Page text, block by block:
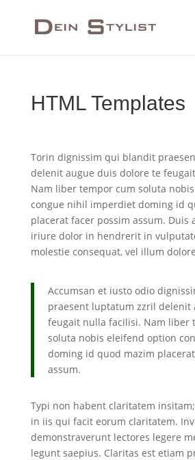
HTML Templates
Torin dignissim qui blandit
delenit augue duis dolore te
Nam liber tempor cum soluta
congue nihil imperdiet doming id
placerat facer possim assum. Duis
iriure dolor in hendrerit in
molestie consequat, vel illum
Accumsan et iusto odio
praesent luptatum zzril delenit
feugait nulla facilisi. Nam liber
soluta nobis eleifend option
doming id quod mazim
assum.
Typi non habent claritatem
in iis qui facit eorum claritatem.
demonstraverunt lectores legere
legunt saepius. Claritas est etiam